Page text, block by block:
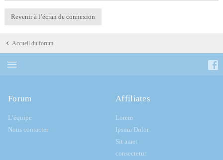
Revenir à l’écran de connexion
Accueil du forum
Forum
L’équipe
Nous contacter
Affiliates
Lorem
Ipsum Dolor
Sit amet
consectetur